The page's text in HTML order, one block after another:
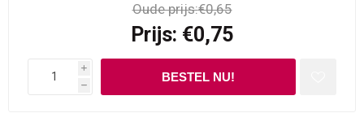
Oude prijs:€0,65
Prijs: €0,75
i
h